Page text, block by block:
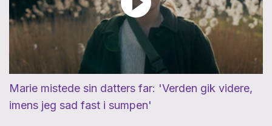
Marie mistede sin datters far: 'Verden gik videre,
imens jeg sad fast i sumpen'